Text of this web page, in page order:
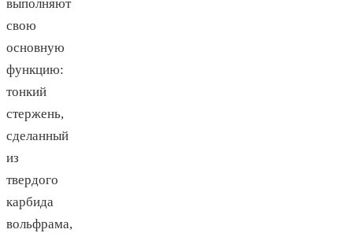
выполняют
свою
основную
функцию:
тонкий
стержень,
сделанный
из
твердого
карбида
вольфрама,